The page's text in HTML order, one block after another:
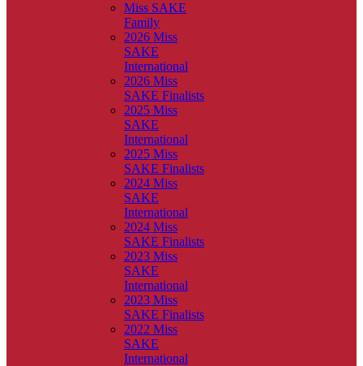
Miss SAKE
Family
2026 Miss
SAKE
International
2026 Miss
SAKE Finalists
2025 Miss
SAKE
International
2025 Miss
SAKE Finalists
2024 Miss
SAKE
International
2024 Miss
SAKE Finalists
2023 Miss
SAKE
International
2023 Miss
SAKE Finalists
2022 Miss
SAKE
International